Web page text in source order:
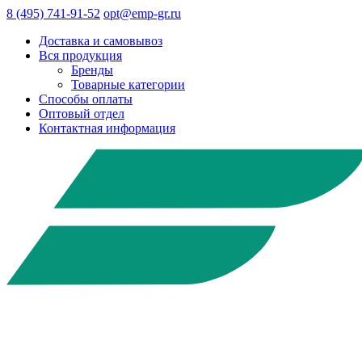
8 (495) 741-91-52 opt@emp-gr.ru
Доставка и самовывоз
Вся продукция
Бренды
Товарные категории
Способы оплаты
Оптовый отдел
Контактная информация